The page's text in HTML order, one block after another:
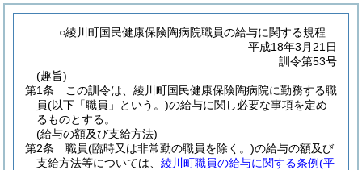
○綾川町国民健康保険陶病院職員の給与に関する規程
平成18年3月21日
訓令第53号
(趣旨)
第1条
この訓令は、綾川町国民健康保険陶病院に勤務する職
員(以下「職員」という。)の給与に関し必要な事項を定め
るものとする。
(給与の額及び支給方法)
第2条
職員(臨時又は非常勤の職員を除く。)の給与の額及び
支給方法等については、 綾川町職員の給与に関する条例(平